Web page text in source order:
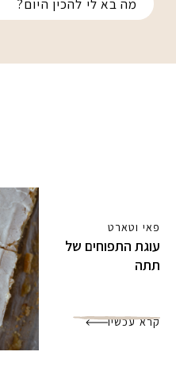
פאי וטארט
עוגת התפוחים של
תתה
קרא עכשיו